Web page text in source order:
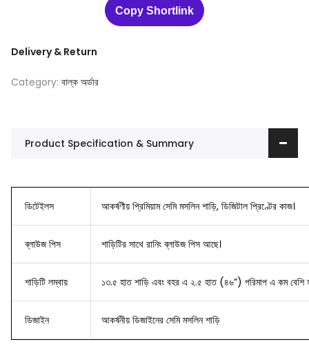
Copy Shortlink
Delivery & Return
Category: বাল্ক অর্ডার
Product Specification & Summary
ডিটেইলস আকর্ষণীয় প্রিমিয়াম সেমি মসলিন শাড়ি, ডিজিটাল প্রিণ্টের কাজ।
ব্লাউজ পিস শাড়িটির সাথে রানিং ব্লাউজ পিস আছে।
শাড়িটি লম্বায় ১৩.৫ হাত শাড়ি এবং বহর এ ২.৫ হাত (৪৬”) পরিমাপ এ কম বেশি
ডিজাইন আকর্ষনীয় ডিজাইনের সেমি মসলিন শাড়ি